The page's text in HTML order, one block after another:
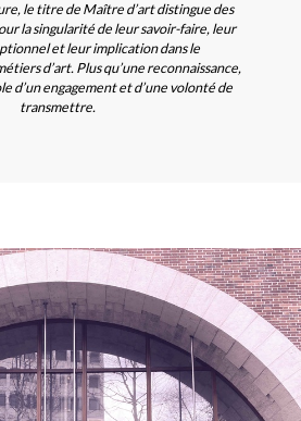
le titre de Maître d’art distingue des
la singularité de leur savoir-faire, leur
et leur implication dans le
d’art. Plus qu’une reconnaissance,
d’un engagement et d’une volonté de
transmettre.